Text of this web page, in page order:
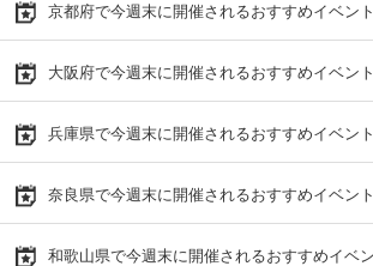
京都府で今週末に開催されるおすすめイベン
大阪府で今週末に開催されるおすすめイベン
兵庫県で今週末に開催されるおすすめイベン
奈良県で今週末に開催されるおすすめイベン
和歌山県で今週末に開催されるおすすめイベ